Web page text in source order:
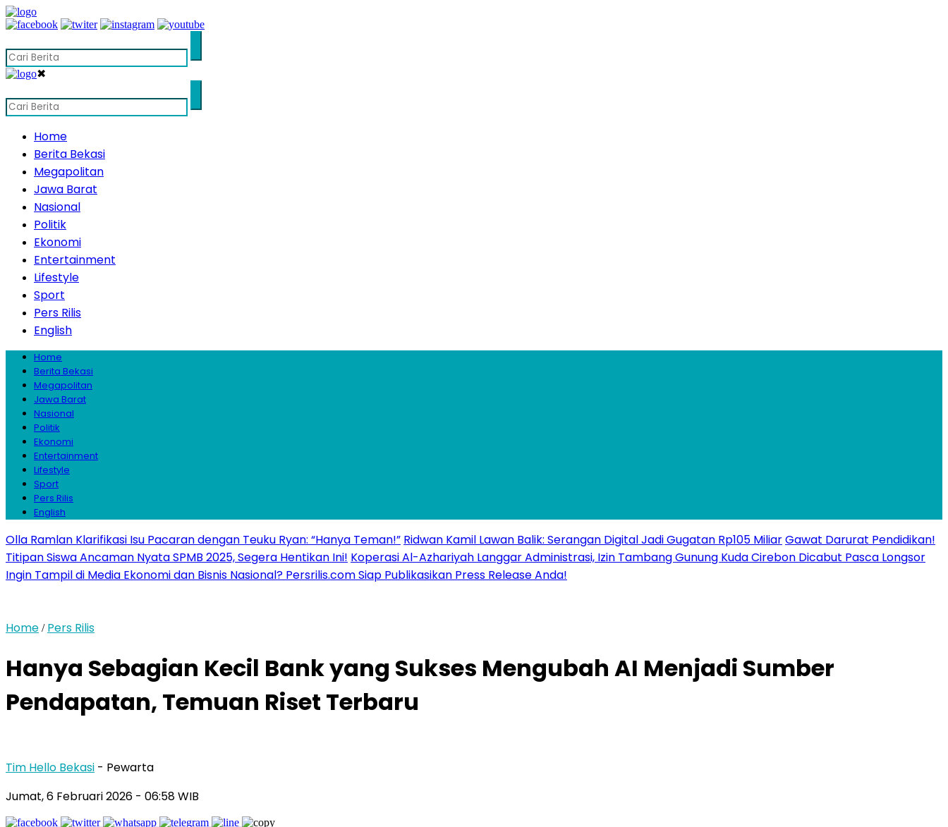
✖
Home
Berita Bekasi
Megapolitan
Jawa Barat
Nasional
Politik
Ekonomi
Entertainment
Lifestyle
Sport
Pers Rilis
English
Home
Berita Bekasi
Megapolitan
Jawa Barat
Nasional
Politik
Ekonomi
Entertainment
Lifestyle
Sport
Pers Rilis
English
Olla Ramlan Klarifikasi Isu Pacaran dengan Teuku Ryan: “Hanya Teman!” Ridwan Kamil Lawan Balik: Serangan Digital Jadi Gugatan Rp105 MiliarGawat Darurat Pendidikan!
Titipan Siswa Ancaman Nyata SPMB 2025, Segera Hentikan Ini! Koperasi Al-Azhariyah Langgar Administrasi, Izin Tambang Gunung Kuda Cirebon Dicabut Pasca Longsor
Ingin Tampil di Media Ekonomi dan Bisnis Nasional? Persrilis.com Siap Publikasikan Press Release Anda!
Home / Pers Rilis
Hanya Sebagian Kecil Bank yang Sukses Mengubah AI Menjadi Sumber
Pendapatan, Temuan Riset Terbaru
Tim Hello Bekasi - Pewarta
Jumat, 6 Februari 2026 - 06:58 WIB